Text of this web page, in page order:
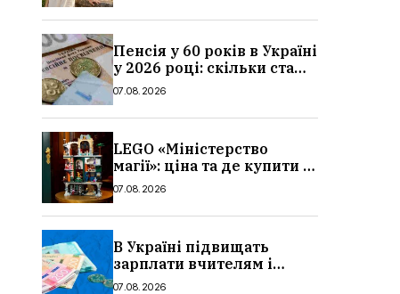
Пенсія у 60 років в Україні
у 2026 році: скільки стажу
потрібно, умови, кому
07.08.2026
LEGO «Міністерство
магії»: ціна та де купити в
Україні
07.08.2026
В Україні підвищать
зарплати вчителям і
стипендії студентам з 1
07.08.2026